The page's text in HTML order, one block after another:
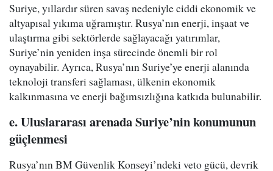
Suriye, yıllardır süren savaş nedeniyle ciddi ekonomik ve
altyapısal yıkıma uğramıştır. Rusya’nın enerji, inşaat ve
ulaştırma gibi sektörlerde sağlayacağı yatırımlar,
Suriye’nin yeniden inşa sürecinde önemli bir rol
oynayabilir. Ayrıca, Rusya’nın Suriye’ye enerji alanında
teknoloji transferi sağlaması, ülkenin ekonomik
kalkınmasına ve enerji bağımsızlığına katkıda bulunabilir.
e. Uluslararası arenada Suriye’nin konumunun
güçlenmesi
Rusya’nın BM Güvenlik Konseyi’ndeki veto gücü, devrik